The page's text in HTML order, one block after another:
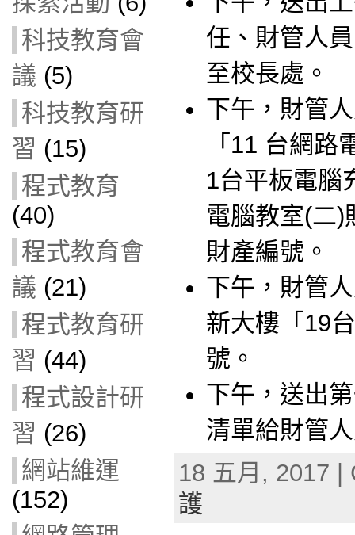
科技教育會
議 (5)
科技教育研
習 (15)
程式教育
(40)
程式教育會
議 (21)
程式教育研
習 (44)
程式設計研
習 (26)
網站維運
(152)
任、財管人
至校長處。
下午，財管
「11 台網
1台平板電腦
電腦教室(二)
財產編號。
下午，財管
新大樓「19
號。
下午，送出
清單給財管
18 五月, 2017
護